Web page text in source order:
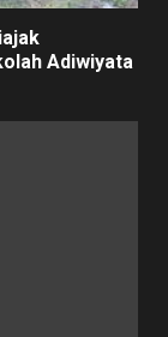
Adiwiyata